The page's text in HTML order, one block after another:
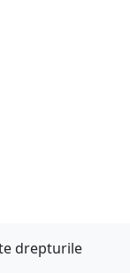
drepturile